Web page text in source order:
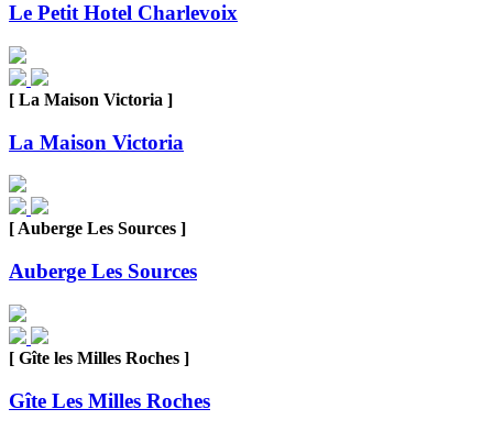
Le Petit Hotel Charlevoix
[ La Maison Victoria ]
La Maison Victoria
[ Auberge Les Sources ]
Auberge Les Sources
[ Gîte les Milles Roches ]
Gîte Les Milles Roches